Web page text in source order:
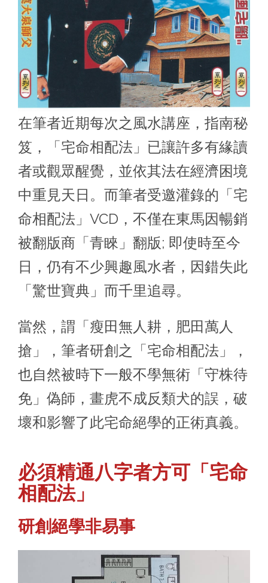
在筆者近期每次之風水講座，指南秘
笈，「宅命相配法」已讓許多有緣讀
者或觀眾醒覺，並依其法在經濟困境
中重見天日。而筆者受邀灌錄的「宅
命相配法」VCD，不僅在東馬因暢銷
被翻版商「青睞」翻版; 即使時至今
日，仍有不少興趣風水者，因錯失此
「驚世寶典」而千里追尋。
當然，謂「瘦田無人耕，肥田萬人
搶」，筆者研創之「宅命相配法」，
也自然被時下一般不學無術「守株待
免」偽師，畫虎不成反類犬的誤，破
壞和影響了此宅命絕學的正術真義。
必須精通八字者方可「宅命
相配法」
研創絕學非易事